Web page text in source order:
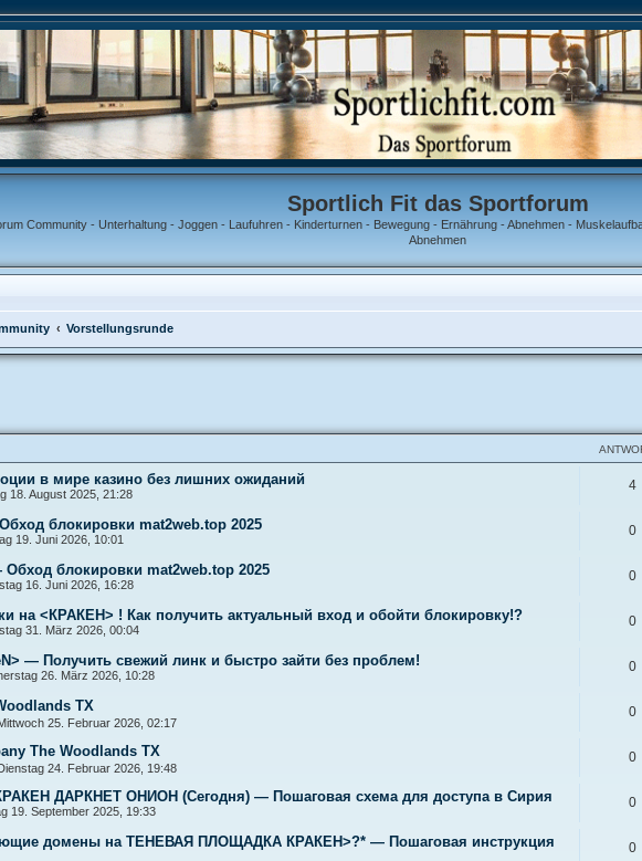
Sportlich Fit das Sportforum
Community - Unterhaltung - Joggen - Laufuhren - Kinderturnen - Bewegung - Ernährung - Abnehmen -
Abnehmen
Vorstellungsrunde
в мире казино без лишних ожиданий
18. August 2025, 21:28
4
блокировки mat2web.top 2025
19. Juni 2026, 10:01
0
блокировки mat2web.top 2025
16. Juni 2026, 16:28
0
на <КРАКЕН> ! Как получить актуальный вход и обойти блокировку!?
31. März 2026, 00:04
0
— Получить свежий линк и быстро зайти без проблем!
26. März 2026, 10:28
0
TX
25. Februar 2026, 02:17
0
The Woodlands TX
24. Februar 2026, 19:48
0
ДАРКНЕТ ОНИОН (Сегодня) — Пошаговая схема для доступа в Сирия
19. September 2025, 19:33
0
домены на ТЕНЕВАЯ ПЛОЩАДКА КРАКЕН>?* — Пошаговая инструкция
0